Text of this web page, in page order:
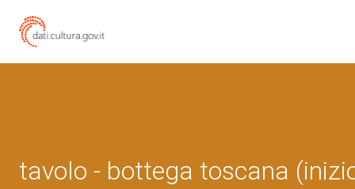
tavolo - bottega toscana